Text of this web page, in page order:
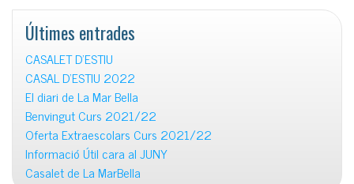
Últimes entrades
CASALET D’ESTIU
CASAL D’ESTIU 2022
El diari de La Mar Bella
Benvingut Curs 2021/22
Oferta Extraescolars Curs 2021/22
Informació Útil cara al JUNY
Casalet de La MarBella